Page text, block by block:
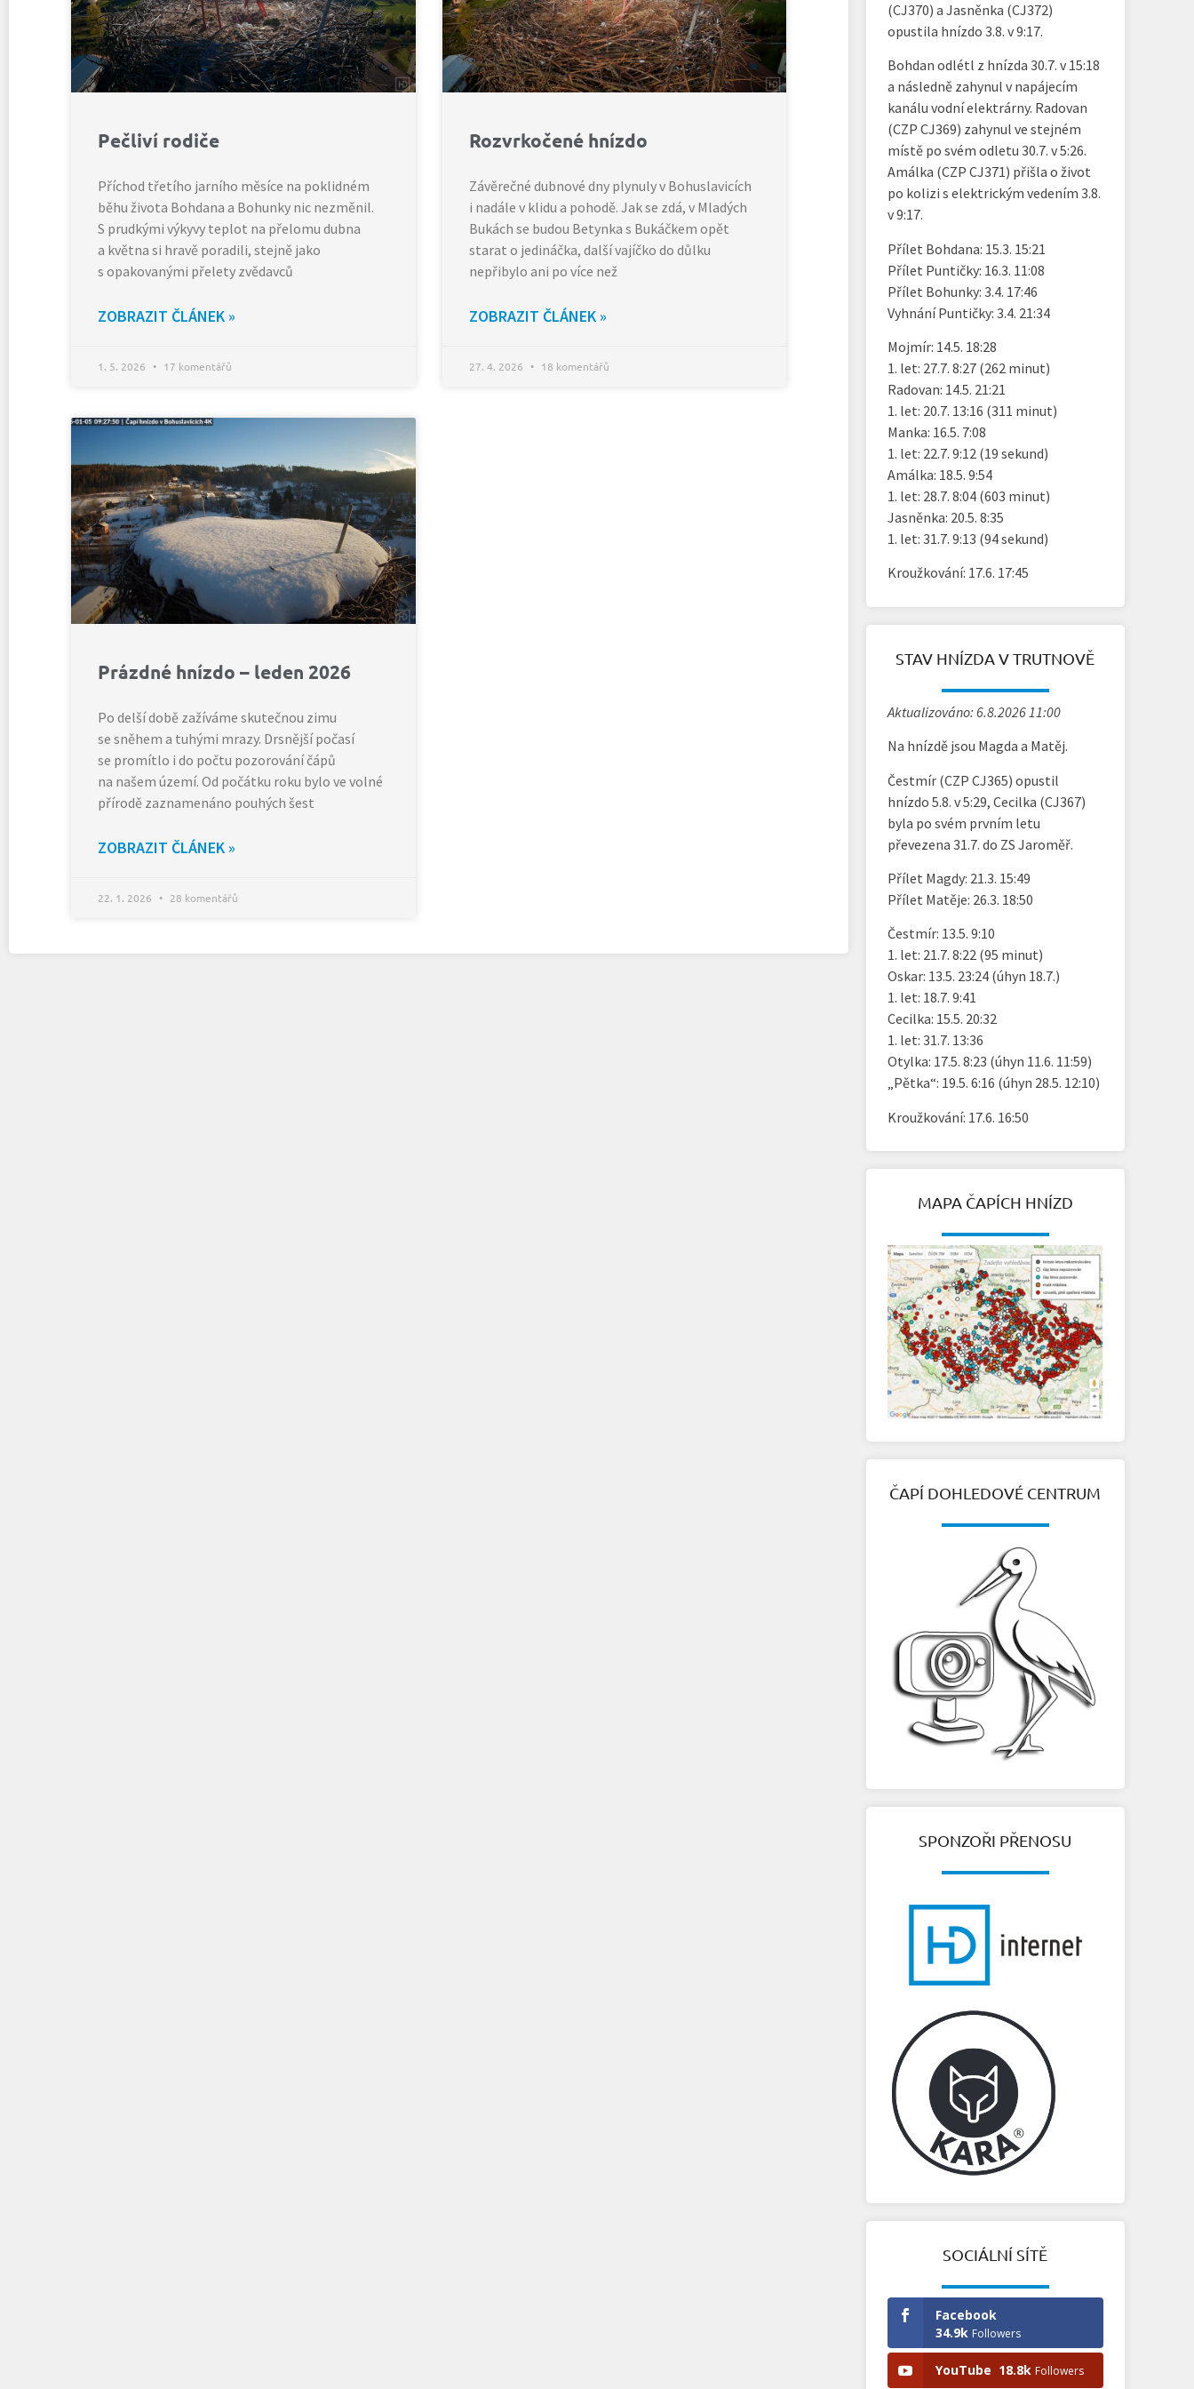
Pečliví rodiče
Příchod třetího jarního měsíce na poklidném
běhu života Bohdana a Bohunky nic nezměnil.
S prudkými výkyvy teplot na přelomu dubna
a května si hravě poradili, stejně jako
s opakovanými přelety zvědavců
ZOBRAZIT ČLÁNEK »
1. 5. 2026 17 komentářů
Rozvrkočené hnízdo
Závěrečné dubnové dny plynuly v Bohuslavicích
i nadále v klidu a pohodě. Jak se zdá, v Mladých
Bukách se budou Betynka s Bukáčkem opět
starat o jedináčka, další vajíčko do důlku
nepřibylo ani po více než
ZOBRAZIT ČLÁNEK »
27. 4. 2026 18 komentářů
Prázdné hnízdo – leden 2026
Po delší době zažíváme skutečnou zimu
se sněhem a tuhými mrazy. Drsnější počasí
se promítlo i do počtu pozorování čápů
na našem území. Od počátku roku bylo ve volné
přírodě zaznamenáno pouhých šest
ZOBRAZIT ČLÁNEK »
22. 1. 2026 28 komentářů
(CJ370) a Jasněnka (CJ372)
opustila hnízdo 3.8. v 9:17.
Bohdan odlétl z hnízda 30.7. v 15:18
a následně zahynul v napájecím
kanálu vodní elektrárny. Radovan
(CZP CJ369) zahynul ve stejném
místě po svém odletu 30.7. v 5:26.
Amálka (CZP CJ371) přišla o život
po kolizi s elektrickým vedením 3.8.
v 9:17.
Přílet Bohdana: 15.3. 15:21
Přílet Puntičky: 16.3. 11:08
Přílet Bohunky: 3.4. 17:46
Vyhnání Puntičky: 3.4. 21:34
Mojmír: 14.5. 18:28
1. let: 27.7. 8:27 (262 minut)
Radovan: 14.5. 21:21
1. let: 20.7. 13:16 (311 minut)
Manka: 16.5. 7:08
1. let: 22.7. 9:12 (19 sekund)
Amálka: 18.5. 9:54
1. let: 28.7. 8:04 (603 minut)
Jasněnka: 20.5. 8:35
1. let: 31.7. 9:13 (94 sekund)
Kroužkování: 17.6. 17:45
STAV HNÍZDA V TRUTNOVĚ
Aktualizováno: 6.8.2026 11:00
Na hnízdě jsou Magda a Matěj.
Čestmír (CZP CJ365) opustil
hnízdo 5.8. v 5:29, Cecilka (CJ367)
byla po svém prvním letu
převezena 31.7. do ZS Jaroměř.
Přílet Magdy: 21.3. 15:49
Přílet Matěje: 26.3. 18:50
Čestmír: 13.5. 9:10
1. let: 21.7. 8:22 (95 minut)
Oskar: 13.5. 23:24 (úhyn 18.7.)
1. let: 18.7. 9:41
Cecilka: 15.5. 20:32
1. let: 31.7. 13:36
Otylka: 17.5. 8:23 (úhyn 11.6. 11:59)
„Pětka“: 19.5. 6:16 (úhyn 28.5. 12:10)
Kroužkování: 17.6. 16:50
MAPA ČAPÍCH HNÍZD
ČAPÍ DOHLEDOVÉ CENTRUM
SPONZOŘI PŘENOSU
SOCIÁLNÍ SÍTĚ
Facebook
34.9k Followers
YouTube 18.8k Followers